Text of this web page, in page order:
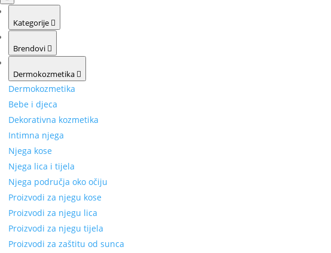
Kategorije
Brendovi
Dermokozmetika
Dermokozmetika
Bebe i djeca
Dekorativna kozmetika
Intimna njega
Njega kose
Njega lica i tijela
Njega područja oko očiju
Proizvodi za njegu kose
Proizvodi za njegu lica
Proizvodi za njegu tijela
Proizvodi za zaštitu od sunca